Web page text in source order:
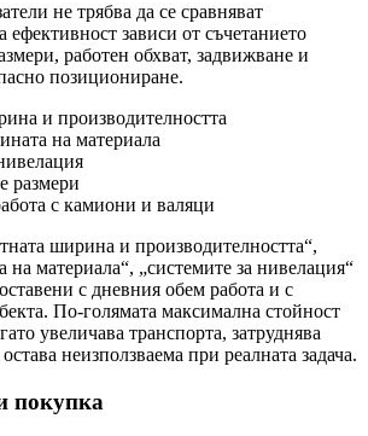
не трябва да се сравняват
ефективност зависи от съчетанието
работен обхват, задвижване и
позициониране.
и производителността
на материала
размери
с камиони и валяци
ширина и производителността“,
на материала“, „системите за нивелация“
с дневния обем работа и с
По-голямата максимална стойност
увеличава транспорта, затруднява
неизползваема при реалната задача.
покупка